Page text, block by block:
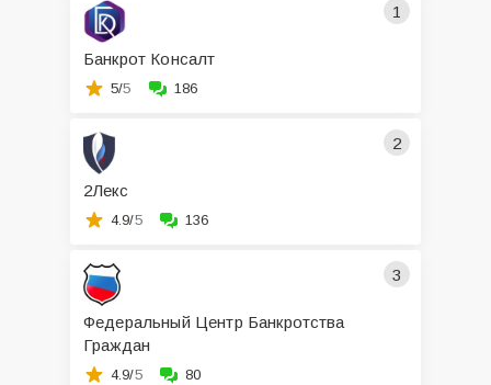
1
Банкрот Консалт
5/5 186
2
2Лекс
4.9/5 136
3
Федеральный Центр Банкротства
Граждан
4.9/5 80